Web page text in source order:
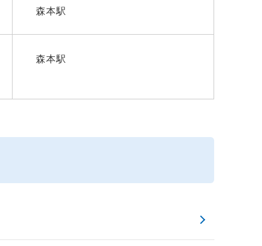
森本駅
森本駅